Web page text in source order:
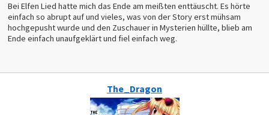
Bei Elfen Lied hatte mich das Ende am meißten enttäuscht. Es hörte
einfach so abrupt auf und vieles, was von der Story erst mühsam
hochgepusht wurde und den Zuschauer in Mysterien hüllte, blieb am
Ende einfach unaufgeklärt und fiel einfach weg.
The_Dragon